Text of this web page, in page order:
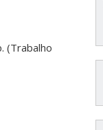
(Trabalho